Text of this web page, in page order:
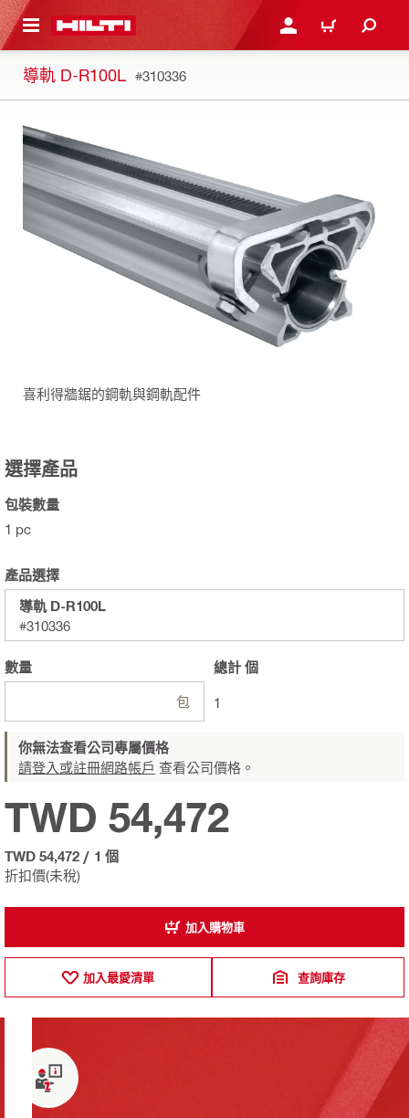
主要內容 登入或註冊購物車
導軌 D-R100L #310336
喜利得牆鋸的鋼軌與鋼軌配件
選擇產品
包裝數量
1 pc
產品選擇
導軌 D-R100L
#310336
數量
包
總計 個
1
你無法查看公司專屬價格
請登入或註冊網路帳戶 查看公司價格。
折扣價(未稅)
TWD 54,472
TWD 54,472 / 1 個
加入購物車
加入最愛清單 查詢庫存